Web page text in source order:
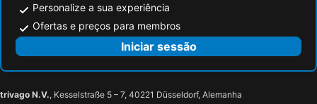
Personalize a sua experiência
Ofertas e preços para membros
Iniciar sessão
trivago N.V., Kesselstraße 5 – 7, 40221 Düsseldorf, Alemanha